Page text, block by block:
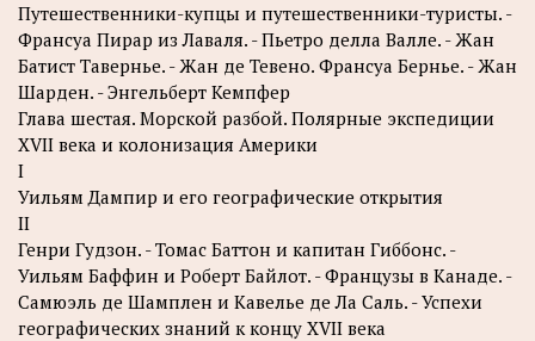
Путешественники-купцы и путешественники-туристы. -
Франсуа Пирар из Лаваля. - Пьетро делла Валле. - Жан
Батист Тавернье. - Жан де Тевено. Франсуа Бернье. - Жан
Шарден. - Энгельберт Кемпфер
Глава шестая. Морской разбой. Полярные экспедиции
XVII века и колонизация Америки
I
Уильям Дампир и его географические открытия
II
Генри Гудзон. - Томас Баттон и капитан Гиббонс. -
Уильям Баффин и Роберт Байлот. - Французы в Канаде. -
Самюэль де Шамплен и Кавелье де Ла Саль. - Успехи
географических знаний к концу XVII века